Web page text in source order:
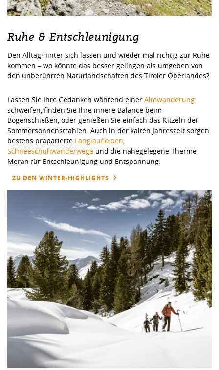
Ruhe & Entschleunigung
Den Alltag hinter sich lassen und wieder mal richtig zur Ruhe
kommen – wo könnte das besser gelingen als umgeben von
den unberührten Naturlandschaften des Tiroler Oberlandes?
Lassen Sie Ihre Gedanken während einer Almwanderung
schweifen, finden Sie Ihre innere Balance beim
Bogenschießen, oder genießen Sie einfach das Kitzeln der
Sommersonnenstrahlen. Auch in der kalten Jahreszeit sorgen
bestens präparierte Langlaufloipen
Schneeschuhwanderwege und die nahegelegene Therme
Meran für Entschleunigung und Entspannung.
ZU DEN WINTER-HIGHLIGHTS